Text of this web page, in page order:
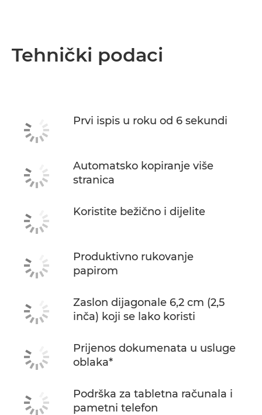
Tehnički podaci
Prvi ispis u roku od 6 sekundi
Automatsko kopiranje više
stranica
Koristite bežično i dijelite
Produktivno rukovanje
papirom
Zaslon dijagonale 6,2 cm (2,5
inča) koji se lako koristi
Prijenos dokumenata u usluge
oblaka*
Podrška za tabletna računala i
pametni telefon